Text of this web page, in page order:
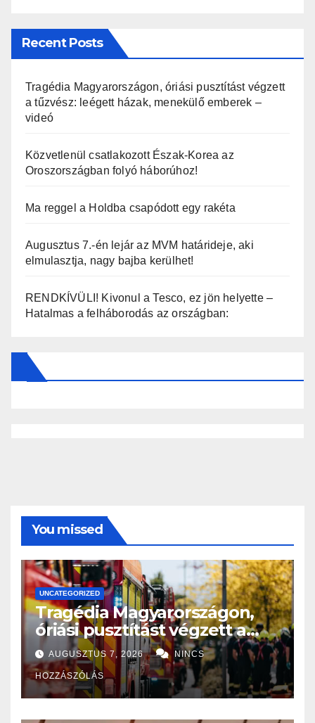
Recent Posts
Tragédia Magyarországon, óriási pusztítást végzett
a tűzvész: leégett házak, menekülő emberek –
videó
Közvetlenül csatlakozott Észak-Korea az
Oroszországban folyó háborúhoz!
Ma reggel a Holdba csapódott egy rakéta
Augusztus 7.-én lejár az MVM határideje, aki
elmulasztja, nagy bajba kerülhet!
RENDKÍVÜLI! Kivonul a Tesco, ez jön helyette –
Hatalmas a felháborodás az országban:
You missed
UNCATEGORIZED
Tragédia Magyarországon,
óriási pusztítást végzett a
tűzvész: leégett házak,
menekülő emberek – videó
AUGUSZTUS 7, 2026 NINCS
HOZZÁSZÓLÁS